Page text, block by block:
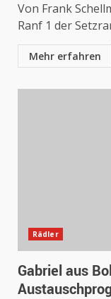
Von Frank
Ranf 1 der
Mehr erfahren
Rädler
Gabriel aus